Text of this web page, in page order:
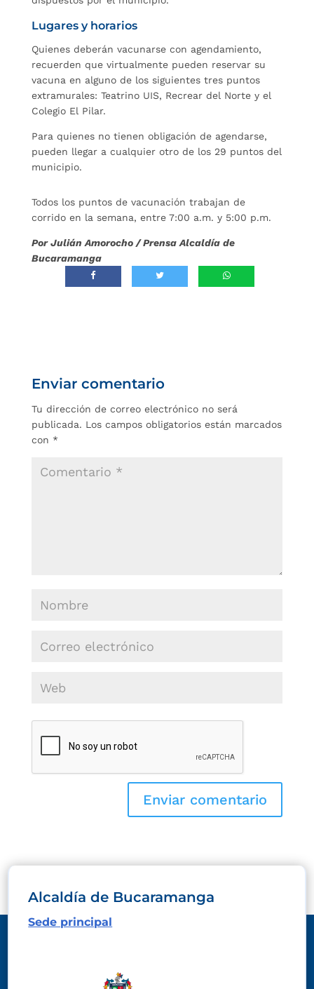
Lugares y horarios
Quienes deberán vacunarse con agendamiento,
recuerden que virtualmente pueden reservar su
vacuna en alguno de los siguientes tres puntos
extramurales: Teatrino UIS, Recrear del Norte y el
Colegio El Pilar.
Para quienes no tienen obligación de agendarse,
pueden llegar a cualquier otro de los 29 puntos del
municipio.
Todos los puntos de vacunación trabajan de
corrido en la semana, entre 7:00 a.m. y 5:00 p.m.
Por Julián Amorocho / Prensa Alcaldía de
Bucaramanga
Enviar comentario
Tu dirección de correo electrónico no será
publicada. Los campos obligatorios están marcados
con *
Alcaldía de Bucaramanga
Sede principal